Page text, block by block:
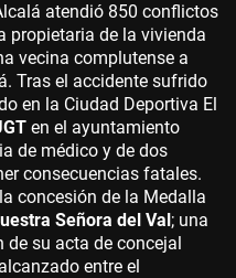
atendió 850 conflictos
propietaria de la vivienda
vecina complutense a
Tras el accidente sufrido
en la Ciudad Deportiva El
en el ayuntamiento
de médico y de dos
consecuencias fatales.
concesión de la Medalla
Señora del Val; una
de su acta de concejal
entre el